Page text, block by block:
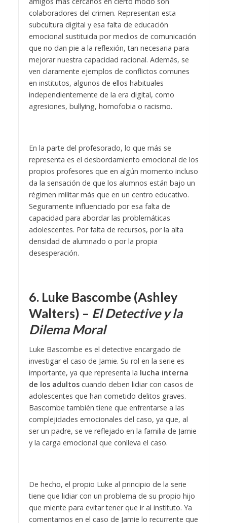
colaboradores del crimen. Representan esta
subcultura digital y esa falta de educación
emocional sustituida por medios de comunicación
que no dan pie a la reflexión, tan necesaria para
mejorar nuestra capacidad racional. Además, se
ven claramente ejemplos de conflictos comunes
en institutos, algunos de ellos habituales
independientemente de la era digital, como
agresiones, bullying, homofobia o racismo.
En la parte del profesorado, lo que más se
representa es el desbordamiento emocional de los
propios profesores que en algún momento incluso
da la sensación de que los alumnos están bajo un
régimen militar más que en un centro educativo.
Seguramente influenciado por esa falta de
capacidad para abordar las problemáticas
adolescentes. Por falta de recursos, por la alta
densidad de alumnado o por la propia
desesperación.
6. Luke Bascombe (Ashley
Walters) – El Detective y la
Dilema Moral
Luke Bascombe es el detective encargado de
investigar el caso de Jamie. Su rol en la serie es
importante, ya que representa la lucha interna
de los adultoscuando deben lidiar con casos de
adolescentes que han cometido delitos graves.
Bascombe también tiene que enfrentarse a las
complejidades emocionales del caso, ya que, al
ser un padre, se ve reflejado en la familia de Jamie
y la carga emocional que conlleva el caso.
De hecho, el propio Luke al principio de la serie
tiene que lidiar con un problema de su propio hijo
que miente para evitar tener que ir al instituto. Ya
comentamos en el caso de Jamie lo recurrente que